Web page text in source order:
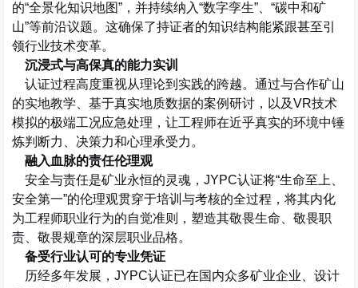
的“全景化知识地图” ，并持续纳入“数字孪生” 、“碳中和矿
山”等前沿议题。这确保了持证者的知识结构能紧跟甚至引
领行业技术变革。
沉浸式与高保真的能力实训
认证过程高度重视从理论到实践的跨越。通过与合作矿山
的实地教学、基于真实地质数据的案例研讨，以及VR技术
模拟的极端工况应急处理，让工程师在近乎真实的环境中锤
炼判断力、决策力和心理承受力。
融入血脉的责任伦理观
安全与责任是矿业永恒的灵魂，JYPC认证将“生命至上、
安全第一”的伦理观贯穿于培训与考核的全过程，将其内化
为工程师职业行为的自觉准则，塑造其敬畏生命、敬畏职
责、敬畏规章的深层职业品格。
备受行业认可的专业凭证
历经多年发展，JYPC认证已在国内众多矿业企业、设计